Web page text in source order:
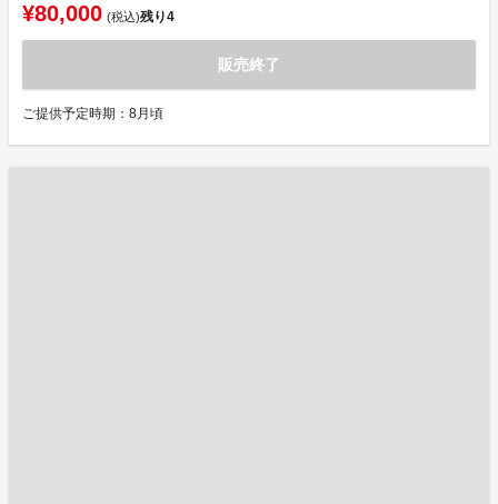
¥80,000 (税込)残り4
販売終了
ご提供予定時期：8月頃